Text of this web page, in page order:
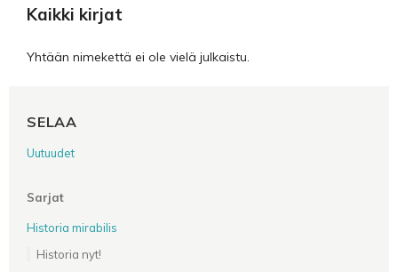
Kaikki kirjat
Yhtään nimekettä ei ole vielä julkaistu.
SELAA
Uutuudet
Sarjat
Historia mirabilis
Historia nyt!